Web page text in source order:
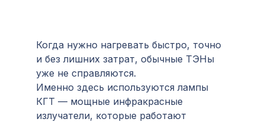
Когда нужно нагревать быстро, точно
и без лишних затрат, обычные ТЭНы
уже не справляются.
Именно здесь используются лампы
КГТ — мощные инфракрасные
излучатели, которые работают